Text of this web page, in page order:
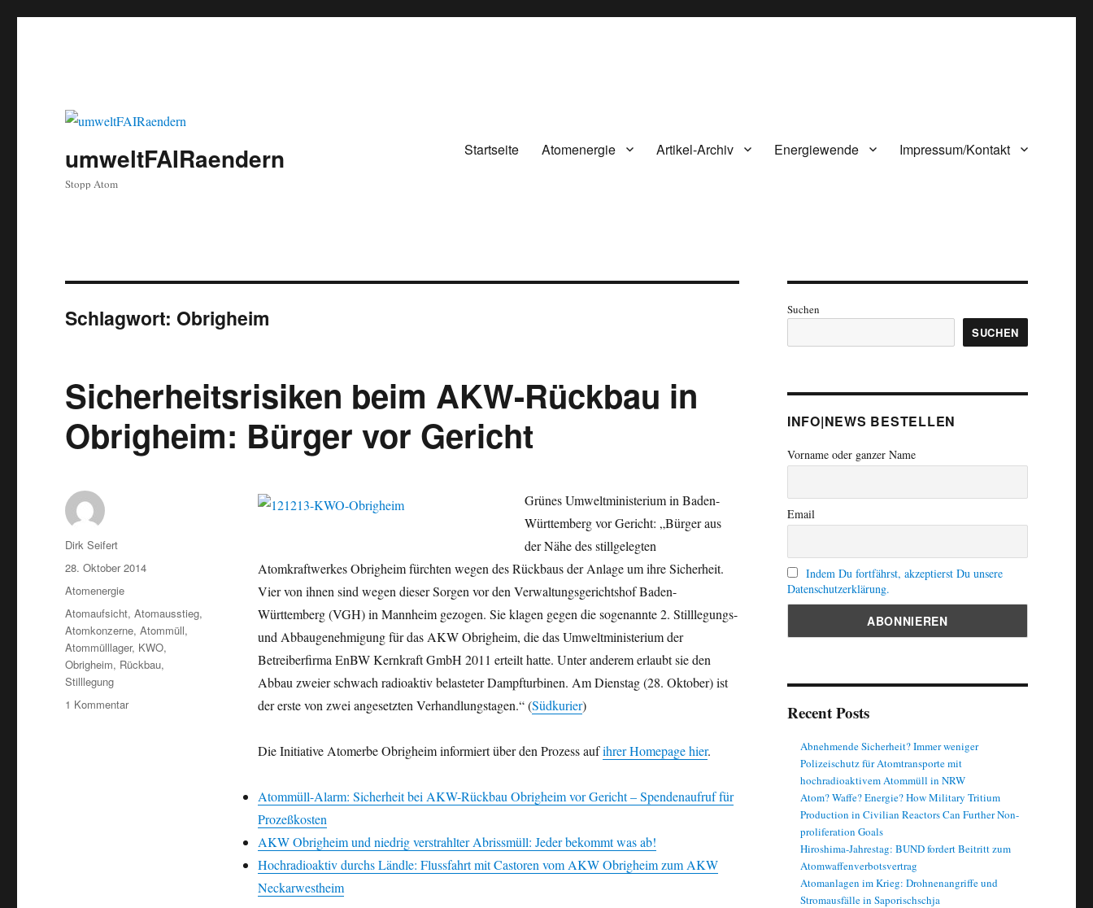
umweltFAIRaendern
Stopp Atom
Startseite Atomenergie Artikel-Archiv Energiewende Impressum/Kontakt
Schlagwort: Obrigheim
Sicherheitsrisiken beim AKW-Rückbau in
Obrigheim: Bürger vor Gericht
Grünes Umweltministerium in Baden-
Württemberg vor Gericht: „Bürger aus
der Nähe des stillgelegten
Atomkraftwerkes Obrigheim fürchten wegen des Rückbaus der Anlage um ihre Sicherheit.
Vier von ihnen sind wegen dieser Sorgen vor den Verwaltungsgerichtshof Baden-
Württemberg (VGH) in Mannheim gezogen. Sie klagen gegen die sogenannte 2. Stilllegungs-
und Abbaugenehmigung für das AKW Obrigheim, die das Umweltministerium der
Betreiberfirma EnBW Kernkraft GmbH 2011 erteilt hatte. Unter anderem erlaubt sie den
Abbau zweier schwach radioaktiv belasteter Dampfturbinen. Am Dienstag (28. Oktober) ist
der erste von zwei angesetzten Verhandlungstagen.“ (Südkurier)
Die Initiative Atomerbe Obrigheim informiert über den Prozess aufihrer Homepage hier.
Atommüll-Alarm: Sicherheit bei AKW-Rückbau Obrigheim vor Gericht – Spendenaufruf für
Prozeßkosten
AKW Obrigheim und niedrig verstrahlter Abrissmüll: Jeder bekommt was ab!
Hochradioaktiv durchs Ländle: Flussfahrt mit Castoren vom AKW Obrigheim zum AKW
Neckarwestheim
Autor
Dirk Seifert
Veröffentlicht
am
28. Oktober 2014
Kategorien
Atomenergie
Schlagwörter
Atomaufsicht,Atomausstieg,
Atomkonzerne,Atommüll,
Atommülllager, KWO,
Obrigheim, Rückbau,
Stilllegung
1 Kommentarzu
Suchen
SUCHEN
INFO|NEWS BESTELLEN
Vorname oder ganzer Name
Email
Indem Du fortfährst, akzeptierst Du unsere
Datenschutzerklärung.
Recent Posts
Abnehmende Sicherheit? Immer weniger
Polizeischutz für Atomtransporte mit
hochradioaktivem Atommüll in NRW
Atom? Waffe? Energie? How Military Tritium
Production in Civilian Reactors Can Further Non-
proliferation Goals
Hiroshima-Jahrestag: BUND fordert Beitritt zum
Atomwaffenverbotsvertrag
Atomanlagen im Krieg: Drohnenangriffe und
Stromausfälle in Saporischschja